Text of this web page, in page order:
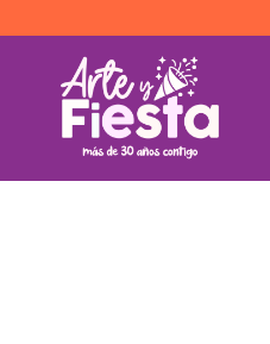
contenido